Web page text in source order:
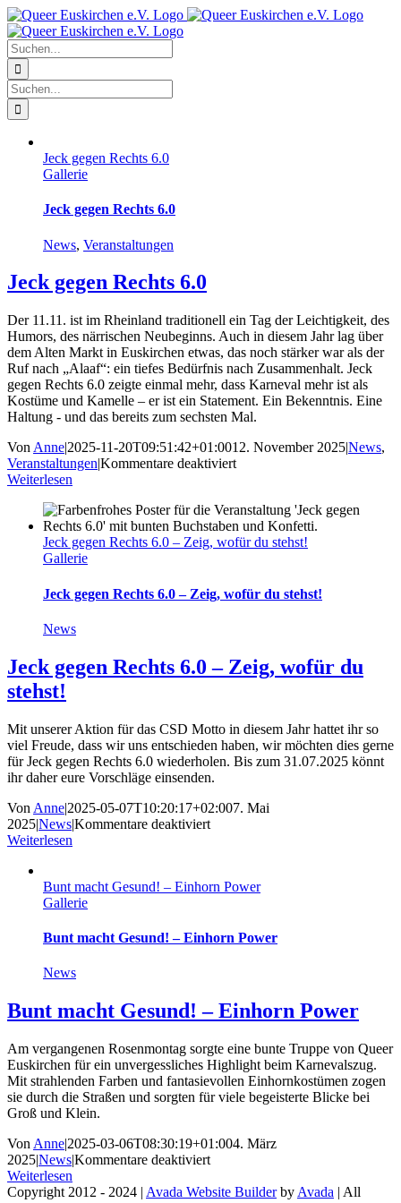
Zum
Inhalt
springen
Facebook
X
Instagram
Pinterest
Suche
nach:
Suche
nach:
Jeck gegen Rechts 6.0
Gallerie
Jeck gegen Rechts 6.0
News, Veranstaltungen
Jeck gegen Rechts 6.0
Der 11.11. ist im Rheinland traditionell ein Tag der Leichtigkeit, des
Humors, des närrischen Neubeginns. Auch in diesem Jahr lag über
dem Alten Markt in Euskirchen etwas, das noch stärker war als der
Ruf nach „Alaaf“: ein tiefes Bedürfnis nach Zusammenhalt. Jeck
gegen Rechts 6.0 zeigte einmal mehr, dass Karneval mehr ist als
Kostüme und Kamelle – er ist ein Statement. Ein Bekenntnis. Eine
Haltung - und das bereits zum sechsten Mal.
Von Anne|2025-11-20T09:51:42+01:0012. November 2025|News,
Veranstaltungen|Kommentare deaktiviertfür
Rechts
6.0
Weiterlesen
Jeck gegen Rechts 6.0 – Zeig, wofür du stehst!
Gallerie
Jeck gegen Rechts 6.0 – Zeig, wofür du stehst!
News
Jeck gegen Rechts 6.0 – Zeig, wofür du
stehst!
Mit unserer Aktion für das CSD Motto in diesem Jahr hattet ihr so
viel Freude, dass wir uns entschieden haben, wir möchten dies gerne
für Jeck gegen Rechts 6.0 wiederholen. Bis zum 31.07.2025 könnt
ihr daher eure Vorschläge einsenden.
Von Anne|2025-05-07T10:20:17+02:007. Mai
2025|News|Kommentare deaktiviertfür
6.0
wofür
Weiterlesen
Bunt macht Gesund! – Einhorn Power
Gallerie
Bunt macht Gesund! – Einhorn Power
News
Bunt macht Gesund! – Einhorn Power
Am vergangenen Rosenmontag sorgte eine bunte Truppe von Queer
Euskirchen für ein unvergessliches Highlight beim Karnevalszug.
Mit strahlenden Farben und fantasievollen Einhornkostümen zogen
sie durch die Straßen und sorgten für viele begeisterte Blicke bei
Groß und Klein.
Von Anne|2025-03-06T08:30:19+01:004. März
2025|News|Kommentare deaktiviertfür
macht
Weiterlesen
Copyright 2012 - 2024 | Avada Website Builderby Avada | All